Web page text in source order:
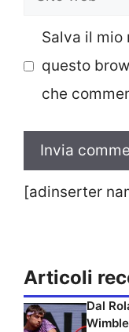
Salva il mio
questo
che
[adinserter
Articoli
Dal